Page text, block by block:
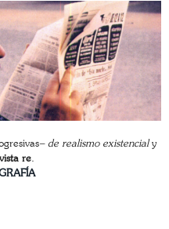
– de realismo existencialy
re.